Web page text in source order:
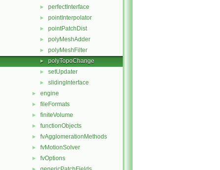
► perfectInterface
► pointInterpolator
► pointPatchDist
► polyMeshAdder
► polyMeshFilter
► polyTopoChange
► setUpdater
► slidingInterface
► engine
► fileFormats
► finiteVolume
► functionObjects
► fvAgglomerationMethods
► fvMotionSolver
► fvOptions